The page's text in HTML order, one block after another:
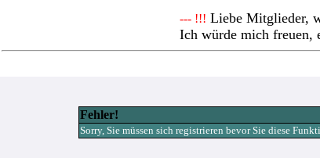
--- !!! Liebe Mitglieder,
Ich würde mich freuen,
Fehler!
Sorry, Sie müssen sich registrieren bevor Sie diese